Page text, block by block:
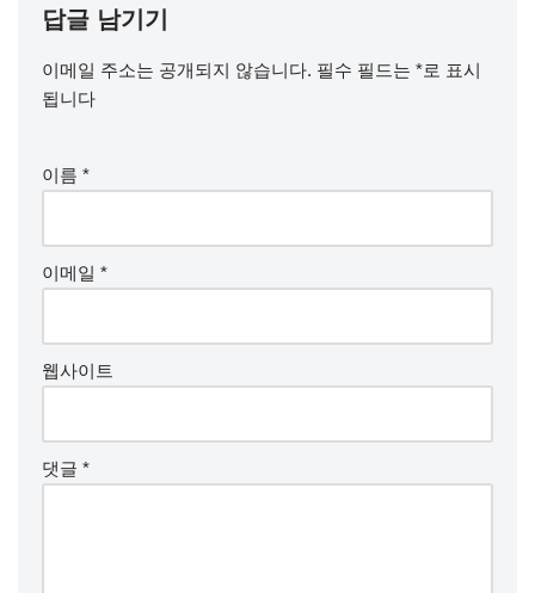
답글 남기기
이메일 주소는 공개되지 않습니다. 필수 필드는 *로 표시
됩니다
이름 *
이메일 *
웹사이트
댓글 *